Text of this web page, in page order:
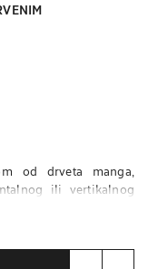
od drveta manga,
ili vertikalnog
S obzirom na to da